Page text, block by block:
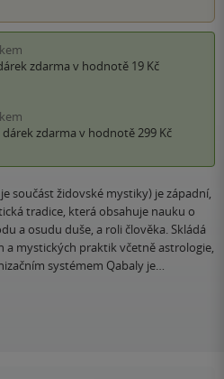
zdarma v hodnotě 19 Kč
dárek zdarma v hodnotě 299 Kč
součást židovské mystiky) je západní,
tradice, která obsahuje nauku o
a osudu duše, a roli člověka. Skládá
a mystických praktik včetně astrologie,
systémem Qabaly je…